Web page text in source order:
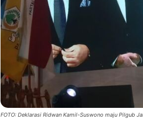
FOTO: Deklarasi Ridwan Kamil-Suswono maju Pilgub